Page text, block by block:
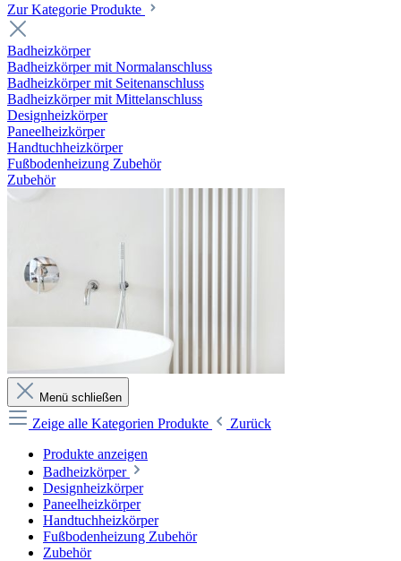
Zur Kategorie Produkte
Badheizkörper
Badheizkörper mit Normalanschluss
Badheizkörper mit Seitenanschluss
Badheizkörper mit Mittelanschluss
Designheizkörper
Paneelheizkörper
Handtuchheizkörper
Fußbodenheizung Zubehör
Zubehör
Menü schließen
Zeige alle Kategorien Produkte
Zurück
Produkte anzeigen
Badheizkörper
Designheizkörper
Paneelheizkörper
Handtuchheizkörper
Fußbodenheizung Zubehör
Zubehör